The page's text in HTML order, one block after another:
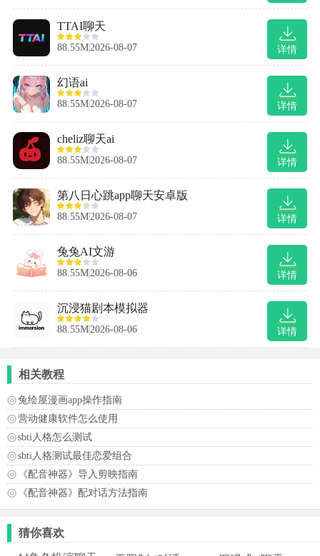
详情
TTAI聊天
88.55M2026-08-07
详情
幻语ai
88.55M2026-08-07
详情
cheliz聊天ai
88.55M2026-08-07
详情
第八日心跳app聊天安卓版
88.55M2026-08-07
详情
兔兔AI文游
88.55M2026-08-06
详情
沉浸猫剧本模拟器
88.55M2026-08-06
相关教程
兔绘屋漫画app操作指南
营动健康软件怎么使用
sbti人格怎么测试
sbti人格测试最佳恋爱组合
《配音神器》导入剪映指南
《配音神器》配对话方法指南
猜你喜欢